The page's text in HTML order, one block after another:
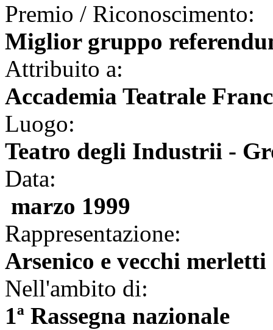
Premio / Riconoscimento:
Miglior gruppo
Attribuito a:
Accademia Teatrale
Luogo:
Teatro degli Industrii -
Data:
marzo 1999
Rappresentazione:
Arsenico e vecchi merletti
Nell'ambito di:
1ª Rassegna nazionale